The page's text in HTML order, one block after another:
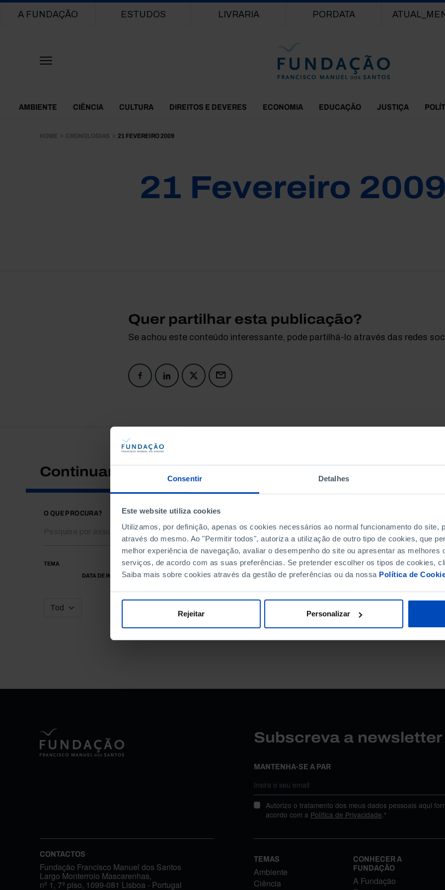
Consentir Detalhes
Este website utiliza cookies
Utilizamos, por definição, apenas os cookies necessários ao normal funcionamento do site,
através do mesmo. Ao "Permitir todos", autoriza a utilização de outro tipo de cookies, que
melhor experiência de navegação, avaliar o desempenho do site ou apresentar as melhores
serviços, de acordo com as suas preferências. Se pretender escolher os tipos de cookies,
Saiba mais sobre cookies através da gestão de preferências ou da nossa Política de
Rejeitar Personalizar
Main navigation
A FUNDAÇÃO ESTUDOS LIVRARIA PORDATA
Themes Menu
AMBIENTE CIÊNCIA CULTURA DIREITOS E DEVERES ECONOMIA EDUCAÇÃO JUSTIÇA
HOME CRONOLOGIAS 21 FEVEREIRO 2009
21 Fevereiro 2009
Quer partilhar esta publicação?
Se achou este conteúdo interessante, pode partilhá-lo através das redes
Continuar a pesquisar
O QUE PROCURA?
TEMA
DATA DE INÍCIO
DATA DE FIM
Subscreva a
MANTENHA-SE A PAR
Autorizo o tratamento dos meus dados pessoais aqui
acordo com a Política de Privacidade.*
CONTACTOS
Fundação Francisco Manuel dos Santos
Largo Monterroio Mascarenhas,
nº 1, 7º piso, 1099-081 Lisboa - Portugal
TEMAS
Ambiente
Ciência
CONHECER A
FUNDAÇÃO
A Fundação